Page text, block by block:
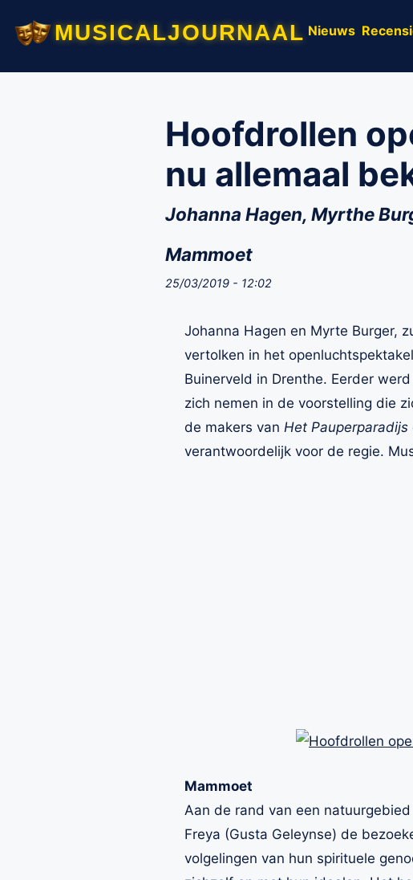
musicaljournaal Nieuws
Hoofdrollen
nu allemaal
Johanna Hagen, Myrthe
Mammoet
25/03/2019 - 12:02
Johanna Hagen en Myrte Burger,
vertolken in het openluchtspektakel
Buinerveld in Drenthe. Eerder
zich nemen in de voorstelling die
de makers van Het Pauperparadijs
verantwoordelijk voor de regie.
Mammoet
Aan de rand van een
Freya (Gusta Geleynse) de
volgelingen van hun spirituele